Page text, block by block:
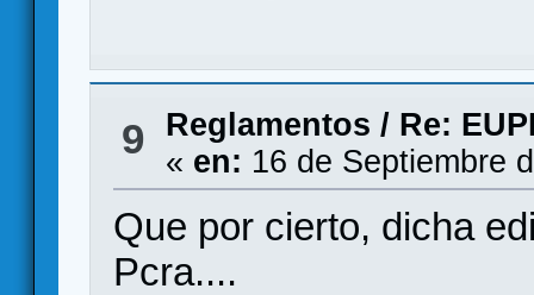
9 Reglamentos / Re:
« en: 16 de Septiembre
Que por cierto, dicha
Pcra....